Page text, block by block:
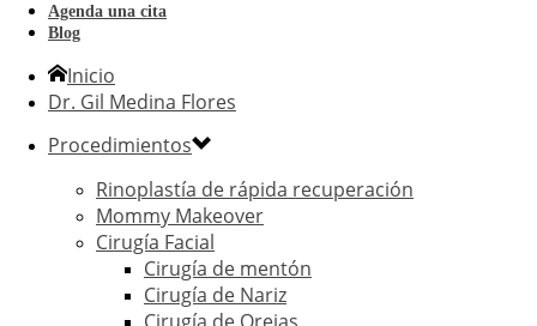
Agenda una cita
Blog
Inicio
Dr. Gil Medina Flores
Procedimientos
Rinoplastía de rápida recuperación
Mommy Makeover
Cirugía Facial
Cirugía de mentón
Cirugía de Nariz